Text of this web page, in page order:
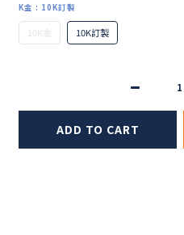
K金 : 10K訂製
10K金 10K訂製
ADD TO CART